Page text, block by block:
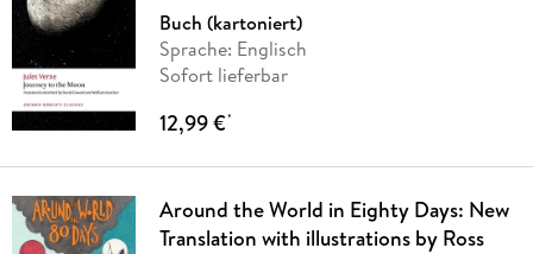
Buch (kartoniert)
Sprache: Englisch
Sofort lieferbar
12,99 €*
Around the World in Eighty Days: New
Translation with illustrations by Ross